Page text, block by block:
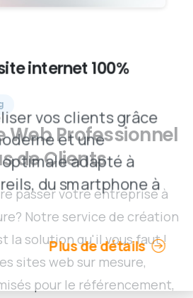
internet 100%
vos clients grâce
et une
adapté à
du smartphone à
Plus de détails
Web Professionnel
deClients
passer votre entreprise à
Notre service de création
la solution qu'il vous faut !
sites web sur mesure,
pour le référencement,